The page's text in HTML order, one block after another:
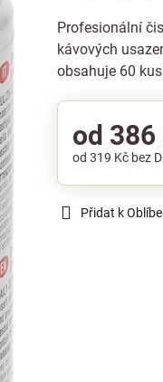
Profesionální
kávových
obsahuje 60
od 386
od 319 Kč bez
Přidat k